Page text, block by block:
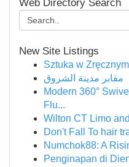
Web Directory Search
New Site Listings
Sztuka w
مقابر مدينة الشروق
Modern 360°
Flu...
Wilton CT Limo
Don't Fall To hair
Numchok88: A
Penginapan di